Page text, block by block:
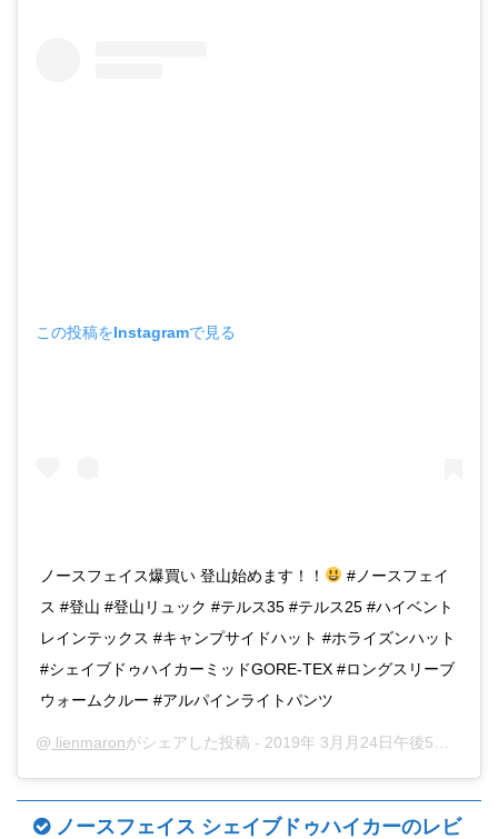
この投稿をInstagramで見る
ノースフェイス爆買い 登山始めます！！
#ノースフェイ
ス #登山 #登山リュック #テルス35 #テルス25 #ハイベント
レインテックス #キャンプサイドハット #ホライズンハット
#シェイブドゥハイカーミッドGORE-TEX #ロングスリーブ
ウォームクルー #アルパインライトパンツ
@ lienmaronがシェアした投稿 - 2019年 3月月24日午後5時09分PDT
ノースフェイス シェイブドゥハイカーのレビ